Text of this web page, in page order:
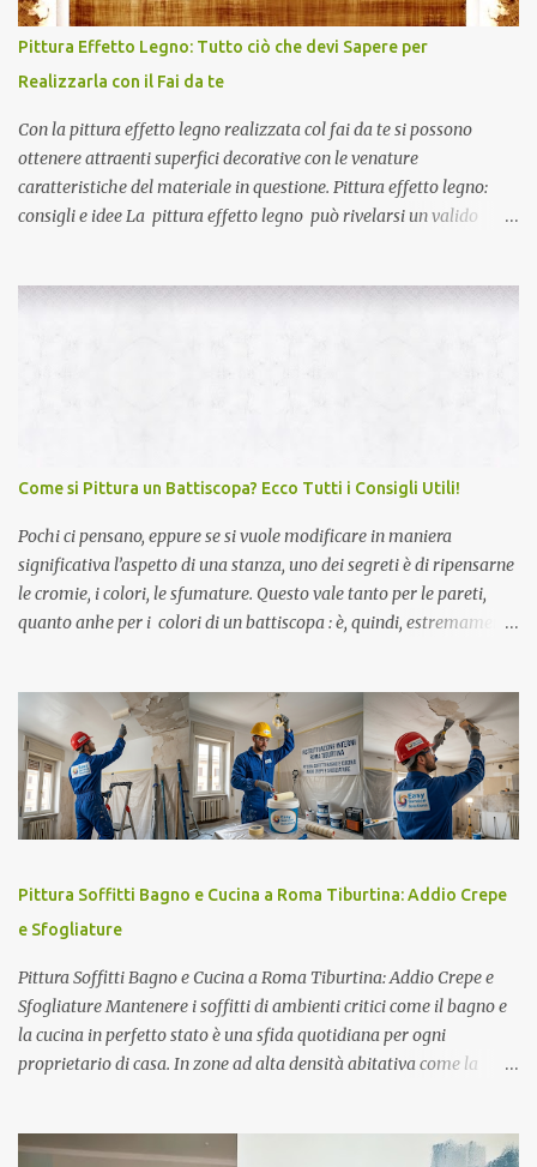
stessi impiegati nella realizzazione delle murature, e cioè la malta
di calce (idraulica o aerea), oppure la malta di cemento o di gesso
che contiene una maggiore dose di legante, necessaria a
proteggere le pareti. Sapevi che una perfetta intonacat...
Pittura Effetto Legno: Tutto ciò che devi Sapere per
Realizzarla con il Fai da te
Con la pittura effetto legno realizzata col fai da te si possono
ottenere attraenti superfici decorative con le venature
caratteristiche del materiale in questione. Pittura effetto legno:
consigli e idee La pittura effetto legno può rivelarsi un valido
personalizzare un angolo salotto , una zona pranzo o ancora sarà
potenzialità applicative delle pitture effetto legno , intese nel
contesto di ambientazioni interne, dove appare evidente la
sensazione visiva di un ...
Come si Pittura un Battiscopa? Ecco Tutti i Consigli Utili!
Pochi ci pensano, eppure se si vuole modificare in maniera
significativa l’aspetto di una stanza, uno dei segreti è di ripensarne
le cromie, i colori, le sfumature. Questo vale tanto per le pareti,
quanto anhe per i colori di un battiscopa : è, quindi, estremamente
necessario smontarlo. Basterà solo applicare del nastro carta
lungo i bordi inferiori e superiori che delimitano il muro e il
pavimento, di modo che la vernice che eventualmente dovesse
strabordare non macchierà la pittura delle pareti o, peggio ancora,
la carta da parati che eventualmente avrai applicato . Il secondo
battiscopa prevede stendere un telo impermeabile sul pavimento,
fissandolo con il nastro di carta di cui si è già detto sopra, affinché
non solo la porzione di pavimento protetta...
Pittura Soffitti Bagno e Cucina a Roma Tiburtina: Addio Crepe
e Sfogliature
Pittura Soffitti Bagno e Cucina a Roma Tiburtina: Addio Crepe e
Sfogliature Mantenere i soffitti di ambienti critici come il bagno e
la cucina in perfetto stato è una sfida quotidiana per ogni
proprietario di casa. In zone ad alta densità abitativa come la
micro-vibrazioni dovute al traffico urbano che portano alla